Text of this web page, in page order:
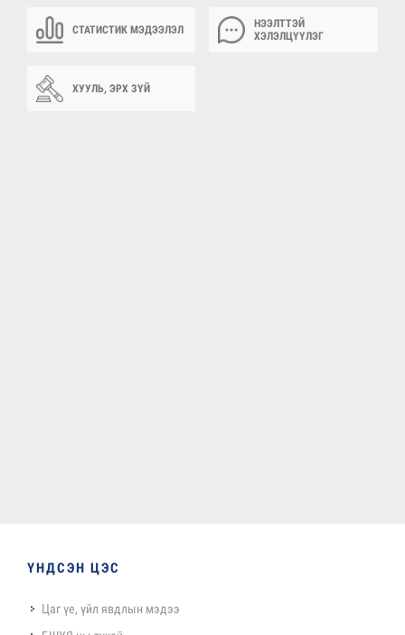
СТАТИСТИК МЭДЭЭЛЭЛ
НЭЭЛТТЭЙ
ХЭЛЭЛЦҮҮЛЭГ
ХУУЛЬ, ЭРХ ЗҮЙ
ҮНДСЭН ЦЭС
Цаг үе, үйл явдлын мэдээ